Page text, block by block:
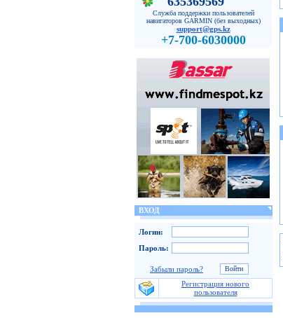
Служба поддержки пользователей
навигаторов GARMIN (без выходных)
support@gps.kz
+7-700-6030000
ВХОД
Логин:
Пароль:
Забыли пароль?
Регистрация нового
пользователя